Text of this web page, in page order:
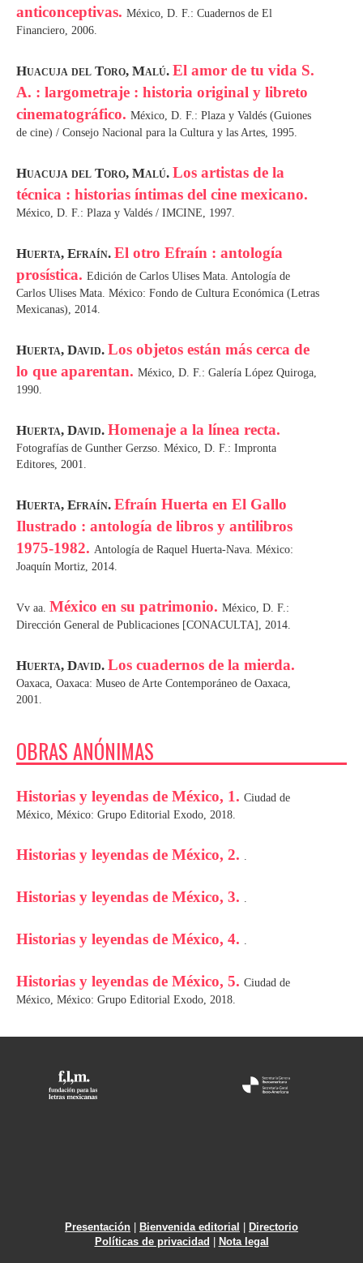
anticonceptivas. México, D. F.: Cuadernos de El
Financiero, 2006.
Huacuja del Toro, Malú. El amor de tu vida S.
A. : largometraje : historia original y libreto
cinematográfico. México, D. F.: Plaza y Valdés (Guiones
de cine) / Consejo Nacional para la Cultura y las Artes, 1995.
Huacuja del Toro, Malú. Los artistas de la
técnica : historias íntimas del cine mexicano.
México, D. F.: Plaza y Valdés / IMCINE, 1997.
Huerta, Efraín. El otro Efraín : antología
prosística. Edición de Carlos Ulises Mata. Antología de
Carlos Ulises Mata. México: Fondo de Cultura Económica (Letras
Mexicanas), 2014.
Huerta, David. Los objetos están más cerca de
lo que aparentan. México, D. F.: Galería López Quiroga,
1990.
Huerta, David. Homenaje a la línea recta.
Fotografías de Gunther Gerzso. México, D. F.: Impronta
Editores, 2001.
Huerta, Efraín. Efraín Huerta en El Gallo
Ilustrado : antología de libros y antilibros
1975-1982. Antología de Raquel Huerta-Nava. México:
Joaquín Mortiz, 2014.
Vv aa. México en su patrimonio. México, D. F.:
Dirección General de Publicaciones [CONACULTA], 2014.
Huerta, David. Los cuadernos de la mierda.
Oaxaca, Oaxaca: Museo de Arte Contemporáneo de Oaxaca,
2001.
OBRAS ANÓNIMAS
Historias y leyendas de México, 1. Ciudad de
México, México: Grupo Editorial Exodo, 2018.
Historias y leyendas de México, 2. .
Historias y leyendas de México, 3. .
Historias y leyendas de México, 4. .
Historias y leyendas de México, 5. Ciudad de
México, México: Grupo Editorial Exodo, 2018.
Presentación | Bienvenida editorial | Directorio
Políticas de privacidad | Nota legal